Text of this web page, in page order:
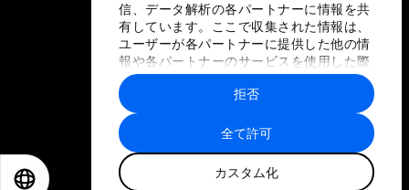
信、データ解析の各パートナーに情報を共
有しています。ここで収集された情報は、
ユーザーが各パートナーに提供した他の情
報や各パートナーのサービスを使用した際
に収集された情報と組み合わされ、各パー
トナーによって使用されることがありま
す。
全て許可
カスタム化
拒否
プライバシーポリシーと利用規約
サイトマップ
©
世界経済フォーラム